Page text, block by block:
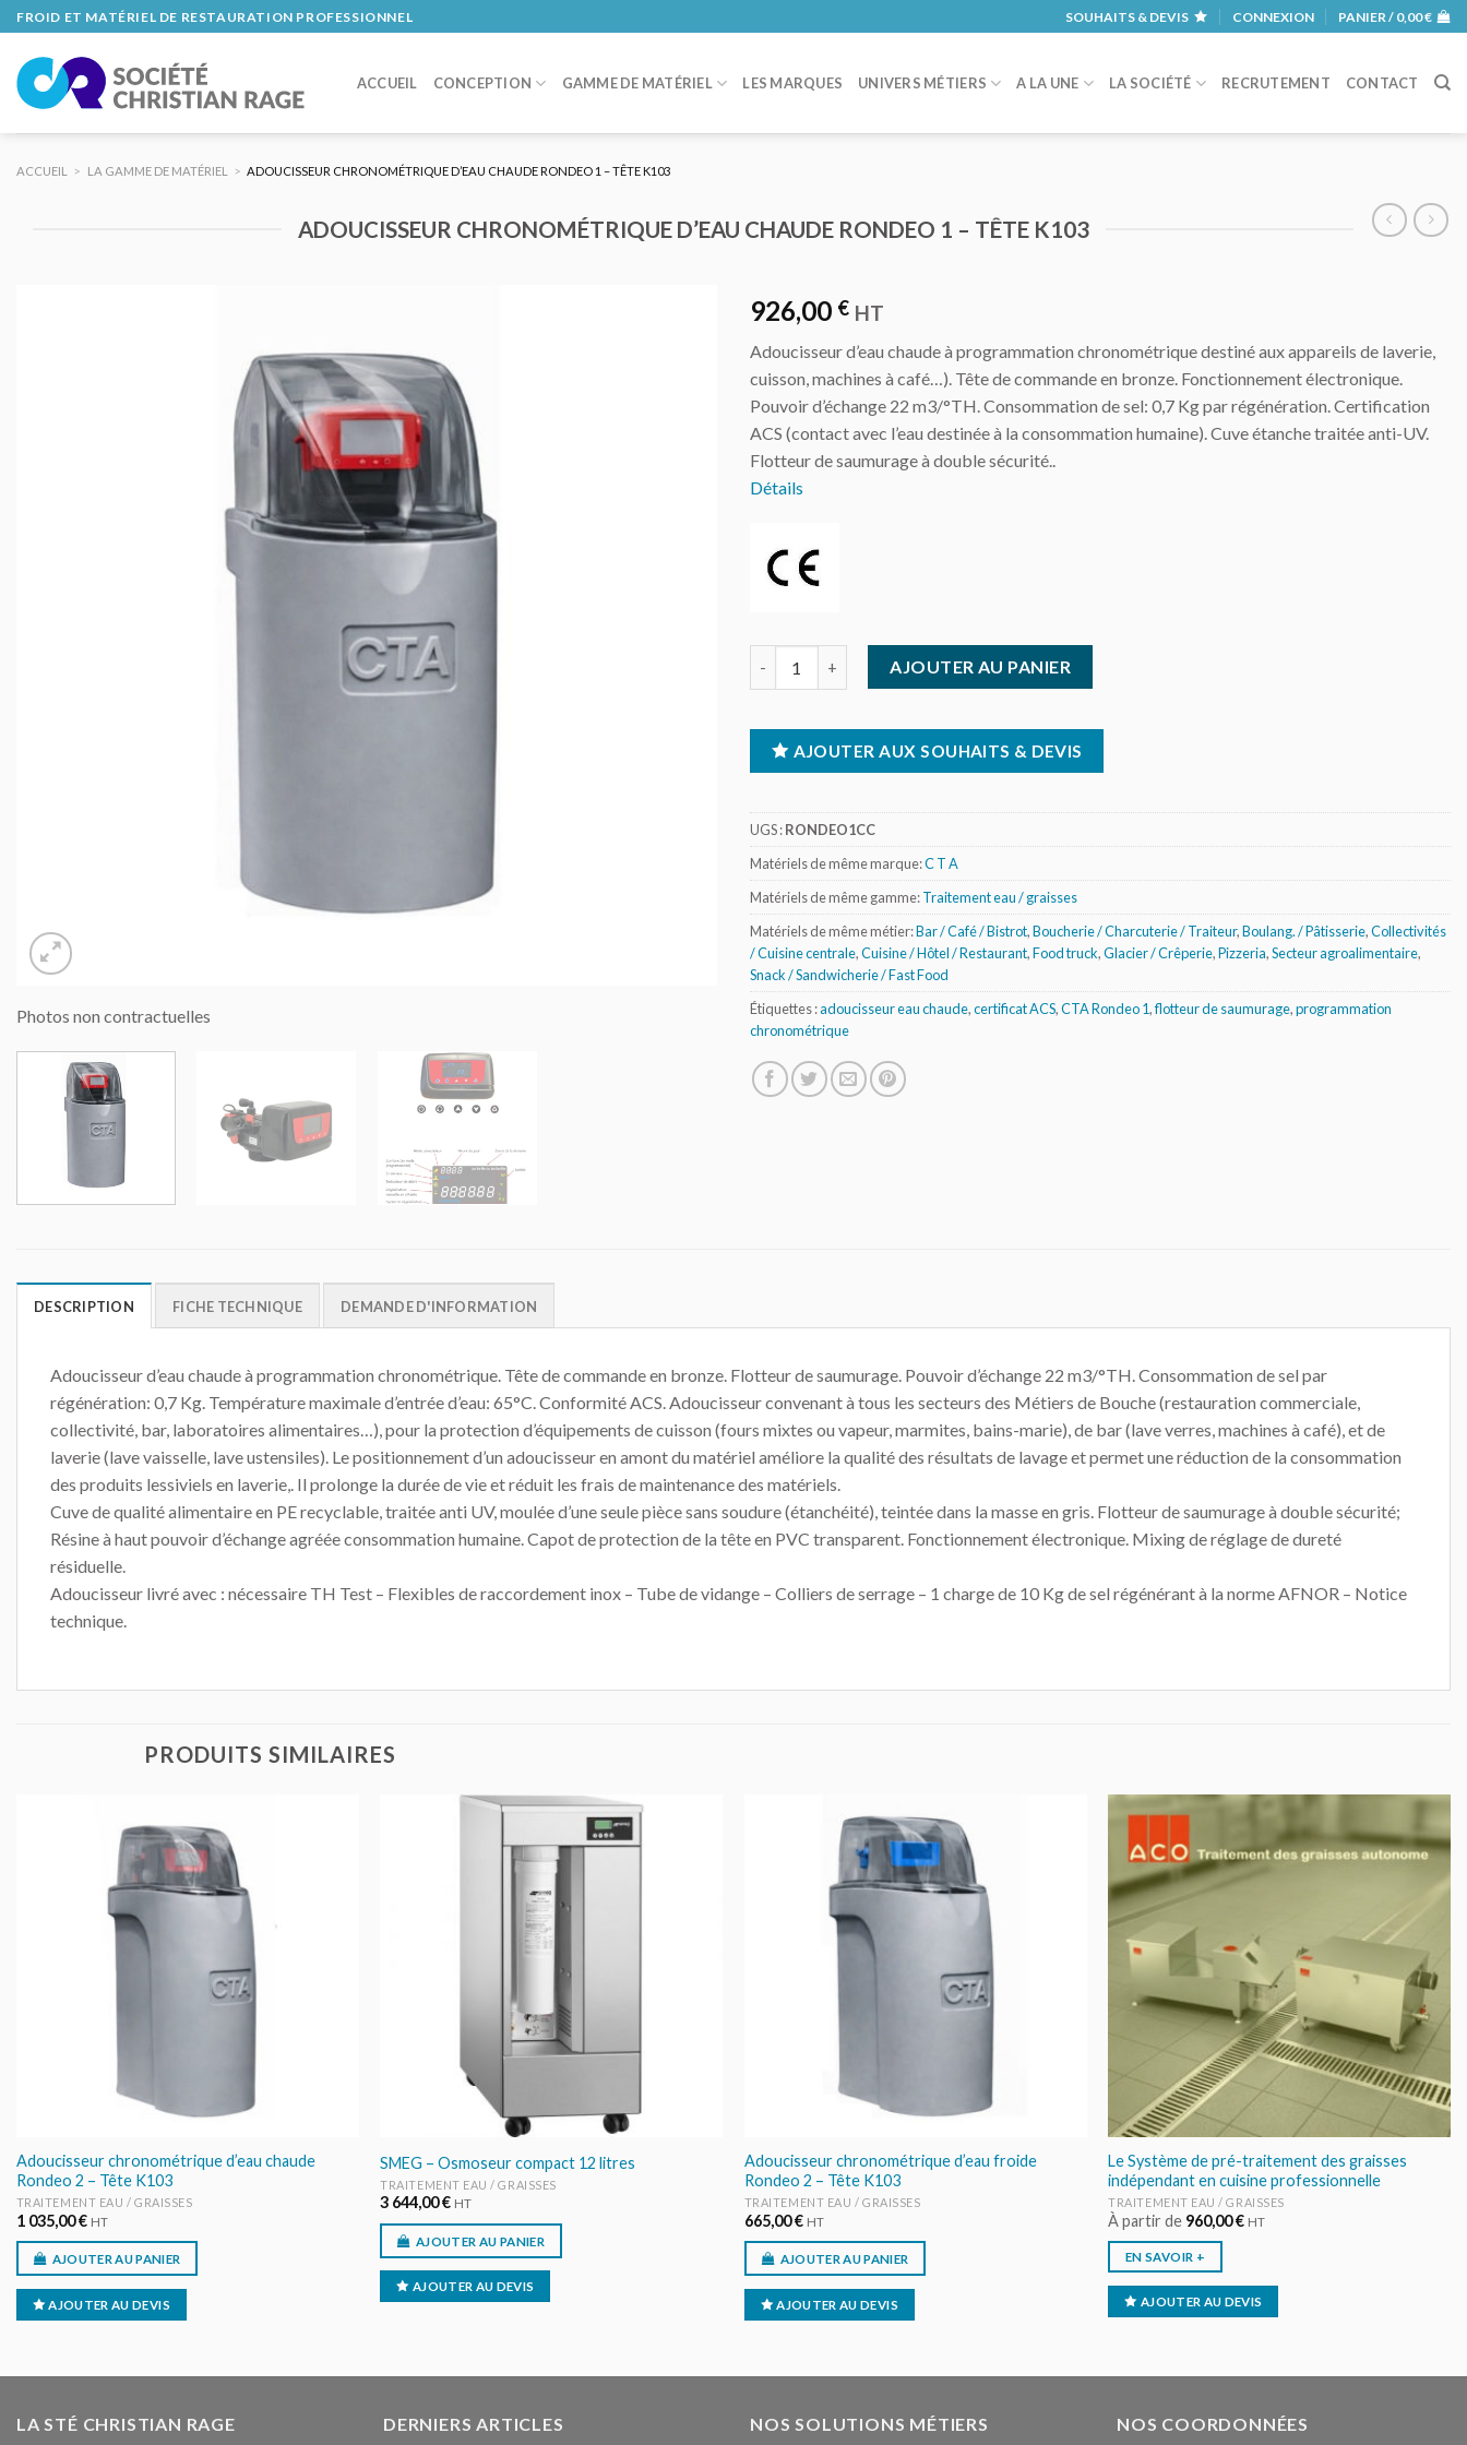
Skip
to
content
FROID ET MATÉRIEL DE RESTAURATION PROFESSIONNEL SOUHAITS & DEVIS CONNEXION PANIER / 0,00€
ACCUEIL CONCEPTION GAMME DE MATÉRIEL LES MARQUES UNIVERS MÉTIERS A LA UNE LA SOCIÉTÉ RECRUTEMENT CONTACT
ACCUEIL > LA GAMME DE MATÉRIEL > ADOUCISSEUR CHRONOMÉTRIQUE D’EAU CHAUDE RONDEO 1 – TÊTE K103
ADOUCISSEUR CHRONOMÉTRIQUE D’EAU CHAUDE RONDEO 1 – TÊTE K103
Photos non contractuelles
926,00 € HT
Adoucisseur d’eau chaude à programmation chronométrique destiné aux appareils de laverie,
cuisson, machines à café…). Tête de commande en bronze. Fonctionnement électronique.
Pouvoir d’échange 22 m3/°TH. Consommation de sel: 0,7 Kg par régénération. Certification
ACS (contact avec l’eau destinée à la consommation humaine). Cuve étanche traitée anti-UV.
Flotteur de saumurage à double sécurité..
Détails
AJOUTER AU PANIER
AJOUTER AUX SOUHAITS & DEVIS
UGS :RONDEO1CC
Matériels de même marque:C T A
Matériels de même gamme:Traitement eau / graisses
Matériels de même métier:Bar / Café / Bistrot,Boucherie / Charcuterie / Traiteur,Boulang. / Pâtisserie,Collectivités
/ Cuisine centrale,Cuisine / Hôtel / Restaurant,Food truck,Glacier / Crêperie,Pizzeria,Secteur agroalimentaire,
Snack / Sandwicherie / Fast Food
Étiquettes :adoucisseur eau chaude,certificat ACS,CTA Rondeo 1,flotteur de saumurage,programmation
chronométrique
DESCRIPTION FICHE TECHNIQUE DEMANDE D'INFORMATION
Adoucisseur d’eau chaude à programmation chronométrique. Tête de commande en bronze. Flotteur de saumurage. Pouvoir d’échange 22 m3/°TH. Consommation de sel par
régénération: 0,7 Kg. Température maximale d’entrée d’eau: 65°C. Conformité ACS. Adoucisseur convenant à tous les secteurs des Métiers de Bouche (restauration commerciale,
collectivité, bar, laboratoires alimentaires…), pour la protection d’équipements de cuisson (fours mixtes ou vapeur, marmites, bains-marie), de bar (lave verres, machines à café), et de
laverie (lave vaisselle, lave ustensiles). Le positionnement d’un adoucisseur en amont du matériel améliore la qualité des résultats de lavage et permet une réduction de la consommation
des produits lessiviels en laverie,. Il prolonge la durée de vie et réduit les frais de maintenance des matériels.
Cuve de qualité alimentaire en PE recyclable, traitée anti UV, moulée d’une seule pièce sans soudure (étanchéité), teintée dans la masse en gris. Flotteur de saumurage à double sécurité;
Résine à haut pouvoir d’échange agréée consommation humaine. Capot de protection de la tête en PVC transparent. Fonctionnement électronique. Mixing de réglage de dureté
résiduelle.
Adoucisseur livré avec : nécessaire TH Test – Flexibles de raccordement inox – Tube de vidange – Colliers de serrage – 1 charge de 10 Kg de sel régénérant à la norme AFNOR – Notice
technique.
PRODUITS SIMILAIRES
Adoucisseur chronométrique d’eau chaude
Rondeo 2 – Tête K103
TRAITEMENT EAU / GRAISSES
1 035,00€ HT
AJOUTER AU PANIER
AJOUTER AU DEVIS
AJOUTER
SMEG – Osmoseur compact 12 litres
TRAITEMENT EAU / GRAISSES
3 644,00€ HT
AJOUTER AU PANIER
AJOUTER AU DEVIS
Adoucisseur chronométrique d’eau froide
Rondeo 2 – Tête K103
TRAITEMENT EAU / GRAISSES
665,00€ HT
AJOUTER AU PANIER
AJOUTER AU DEVIS
AJOUTER
Le Système de pré-traitement des graisses
indépendant en cuisine professionnelle
TRAITEMENT EAU / GRAISSES
À partir de 960,00€ HT
EN SAVOIR +
AJOUTER AU DEVIS
LA STÉ CHRISTIAN RAGE DERNIERS ARTICLES NOS SOLUTIONS MÉTIERS NOS COORDONNÉES